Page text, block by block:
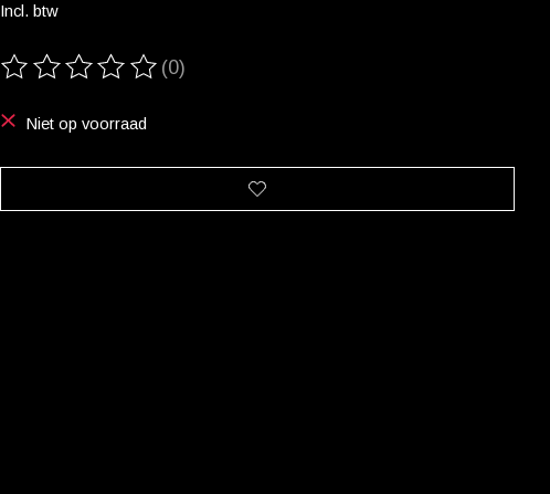
Incl. btw
De beoordeling van dit product is
(0)
Niet op voorraad